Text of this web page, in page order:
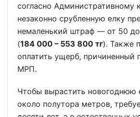
согласно Административному
незаконно срубленную елку
немаленький штраф — от 50
(184 000 – 553 800 тг). Также
оплатить ущерб, причиненный
МРП.
Чтобы вырастить новогоднюю
около полутора метров,